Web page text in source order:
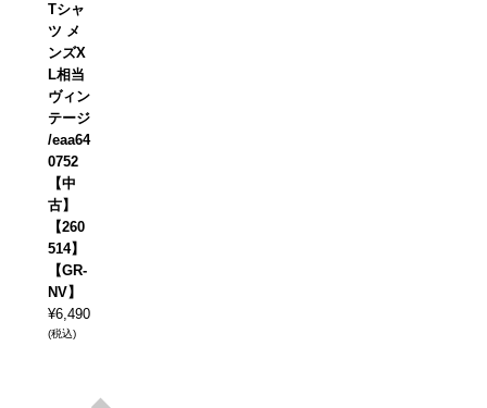
Tシャ
ツ メ
ンズX
L相当
ヴィン
テージ
/eaa64
0752
【中
古】
【260
514】
【GR-
NV】
¥6,490
(税込)